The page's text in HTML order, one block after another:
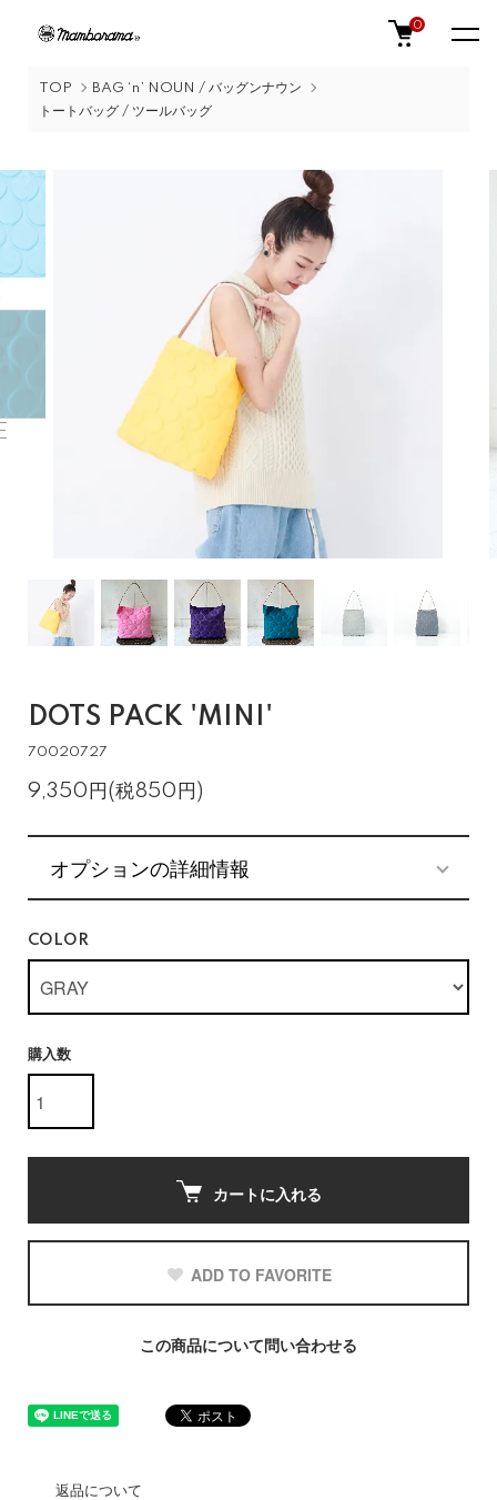
0
TOP
BAG ‘n’ NOUN / バッグンナウン
トートバッグ / ツールバッグ
DOTS PACK 'MINI'
70020727
9,350円(税850円)
オプションの詳細情報
COLOR
購入数
カートに入れる
ADD TO FAVORITE
この商品について問い合わせる
返品について